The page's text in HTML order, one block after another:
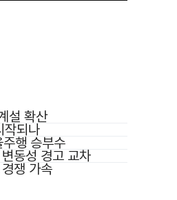
설 확산
작되나
행 승부수
동성 경고 교차
쟁 가속